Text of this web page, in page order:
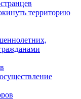
территорию